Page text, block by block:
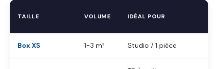
TAILLE VOLUME IDÉAL POUR
Box XS 1-3 m³ Studio / 1 pièce